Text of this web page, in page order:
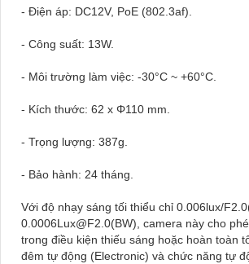
- Điện áp: DC12V, PoE (802.3af).
- Công suất: 13W.
- Môi trường làm việc: -30°C ~ +60°C.
- Kích thước: 62 x Φ110 mm.
- Trọng lượng: 387g.
- Bảo hành: 24 tháng.
Với độ nhạy sáng tối thiểu chỉ 0.006lux/
0.0006Lux@F2.0(BW), camera này cho
trong điều kiện thiếu sáng hoặc hoàn toàn
đêm tự động (Electronic) và chức năng tự